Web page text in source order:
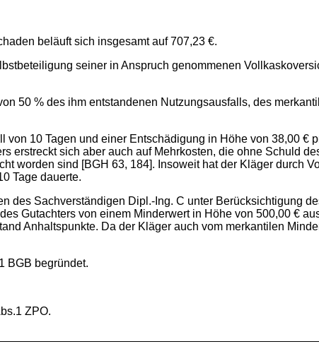
beläuft sich insgesamt auf 707,23 €.
seiner in Anspruch genommenen
50 % des ihm entstandenen Nutzungsausfalls, des
10 Tagen und einer Entschädigung in Höhe von 38,00 €
erstreckt sich aber auch auf Mehrkosten, die ohne Schuld
worden sind [BGH 63, 184]. Insoweit hat der Kläger durch
Tage dauerte.
des Sachverständigen Dipl.-Ing. C unter Berücksichtigung
Gutachters von einem Minderwert in Höhe von 500,00 €
Anhaltspunkte. Da der Kläger auch vom merkantilen
BGB begründet.
ZPO.